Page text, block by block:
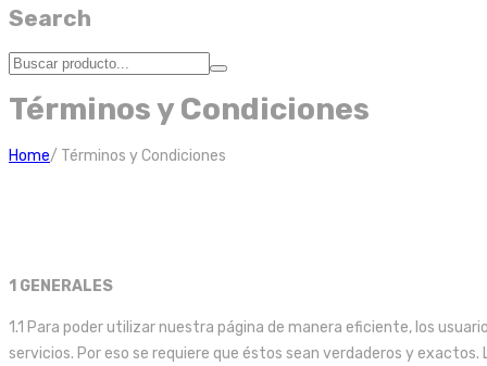
Search
Términos y Condiciones
Home/ Términos y Condiciones
1 GENERALES
1.1 Para poder utilizar nuestra página de manera eficiente, los
servicios. Por eso se requiere que éstos sean verdaderos y